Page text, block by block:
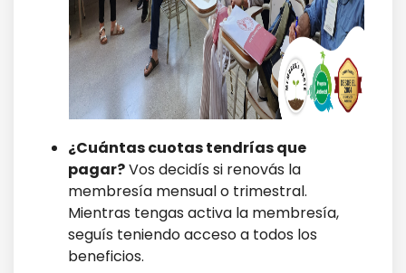
¿Cuántas cuotas tendrías que
pagar?Vos decidís si renovás la
membresía mensual o trimestral.
Mientras tengas activa la membresía,
seguís teniendo acceso a todos los
beneficios.